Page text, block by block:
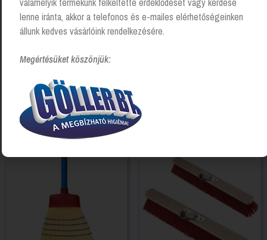
Kapcsolódó Termékek
lenne iránta, akkor a telefonos és e-mailes elérhetőségeinken
állunk kedves vásárlóink rendelkezésére.
Megértésüket köszönjük: